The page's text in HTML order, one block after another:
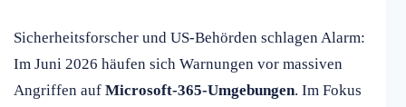
Sicherheitsforscher und US-Behörden schlagen Alarm:
Im Juni 2026 häufen sich Warnungen vor massiven
Angriffen auf Microsoft-365-Umgebungen. Im Fokus